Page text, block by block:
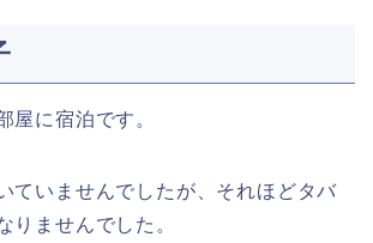
屋に宿泊です。
ていませんでしたが、それほどタバ
りませんでした。